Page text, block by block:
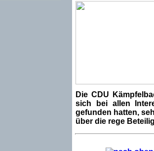
Die CDU
sich bei allen
gefunden hatten,
über die rege